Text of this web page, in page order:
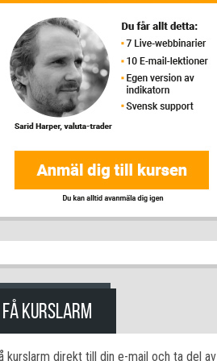
FÅ KURSLARM
kurslarm direkt till din e-mail och ta del av